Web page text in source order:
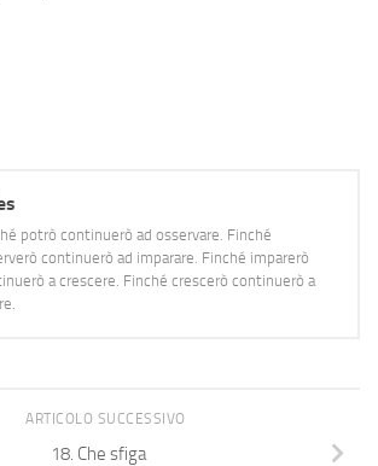
artista
potrò continuerò ad osservare. Finché
continuerò ad imparare. Finché imparerò
a crescere. Finché crescerò continuerò a
ARTICOLO SUCCESSIVO
18. Che sfiga